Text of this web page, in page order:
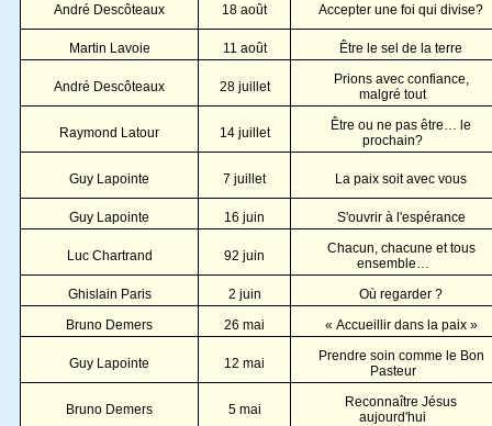
André Descôteaux 18 août Accepter une foi qui divise?
Martin Lavoie 11 août Être le sel de la terre
André Descôteaux 28 juillet
Prions avec confiance,
malgré tout
Raymond Latour 14 juillet
Être ou ne pas être… le
prochain?
Guy Lapointe 7 juillet La paix soit avec vous
Guy Lapointe 16 juin S'ouvrir à l'espérance
Luc Chartrand 92 juin
Chacun, chacune et tous
ensemble…
Ghislain Paris
2 juin
Où regarder ?
Bruno Demers
26 mai « Accueillir dans la paix »
Guy Lapointe 12 mai
Prendre soin comme le Bon
Pasteur
Bruno Demers 5 mai
Reconnaître Jésus
aujourd'hui